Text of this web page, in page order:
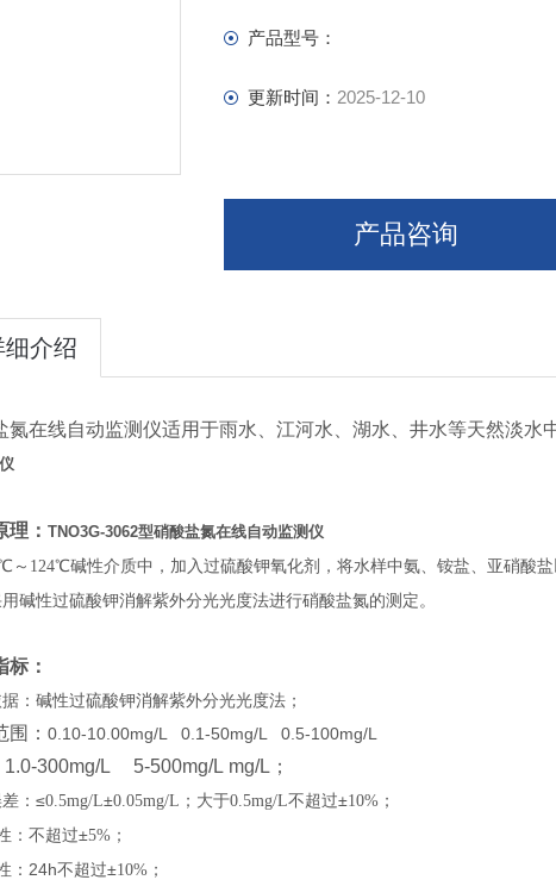
产品型号：
更新时间： 2025-12-10
产品咨询
细介绍
氮在线自动监测仪适用于雨水、江河水、湖水、井水等天然淡水
理： TNO3G-3062型硝酸盐氮在线自动监测仪
～ 124℃碱性介质中，加入过硫酸钾氧化剂，将水样中氨、铵盐、亚硝酸
碱性过硫酸钾消解紫外分光光度法进行硝酸盐氮的测定。
标：
：碱性过硫酸钾消解紫外分光光度法 ；
围： 0.10-10.00mg/L 0.1-50mg/L 0.5-100mg/L
1.0-300mg/L 5-500mg/L mg/L；
： ≤0.5mg/L±0.05mg/L ；大于0.5mg/L不超过±10% ；
：不超过±5% ；
： 24h不超过±10% ；